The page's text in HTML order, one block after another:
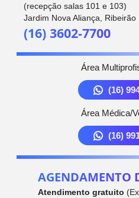
(recepção salas 101 e 103)
Jardim Nova Aliança,
(16) 3602-7700
Área
(16)
Área Médica/
(16)
AGENDAMENTO
Atendimento gratuito